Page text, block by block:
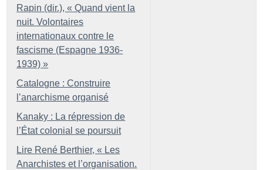
Rapin (dir.), « Quand vient la
nuit. Volontaires
internationaux contre le
fascisme (Espagne 1936-
1939) »
Catalogne : Construire
l’anarchisme organisé
Kanaky : La répression de
l’État colonial se poursuit
Lire René Berthier, « Les
Anarchistes et l’organisation.